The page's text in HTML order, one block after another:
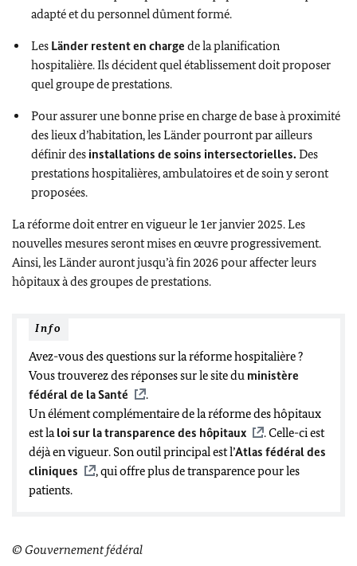
adapté et du personnel dûment formé.
Les Länder restent en charge de la planification
hospitalière. Ils décident quel établissement doit proposer
quel groupe de prestations.
Pour assurer une bonne prise en charge de base à proximité
des lieux d’habitation, les Länder pourront par ailleurs
définir des installations de soins intersectorielles. Des
prestations hospitalières, ambulatoires et de soin y seront
proposées.
La réforme doit entrer en vigueur le 1er janvier 2025. Les
nouvelles mesures seront mises en œuvre progressivement.
Ainsi, lesLänderauront jusqu’à fin 2026 pour affecter leurs
hôpitaux à des groupes de prestations.
Info
Avez-vous des questions sur la réforme hospitalière ?
Vous trouverez des réponses sur le site du ministère
fédéral de la Santé
.
Un élément complémentaire de la réforme des hôpitaux
est la loi sur la transparence des hôpitaux .Celle-ci est
déjà en vigueur. Son outil principal est l’Atlas fédéral des
cliniques
, qui offre plus de transparence pour les
patients.
© Gouvernement fédéral